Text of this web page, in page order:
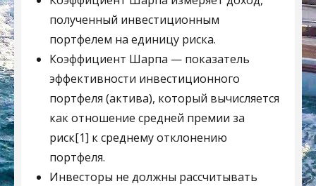
полученный инвестиционным
портфелем на единицу риска.
Коэффициент Шарпа — показатель
эффективности инвестиционного
портфеля (актива), который вычисляется
как отношение средней премии за
риск[1] к среднему отклонению
портфеля.
Инвесторы не должны рассчитывать